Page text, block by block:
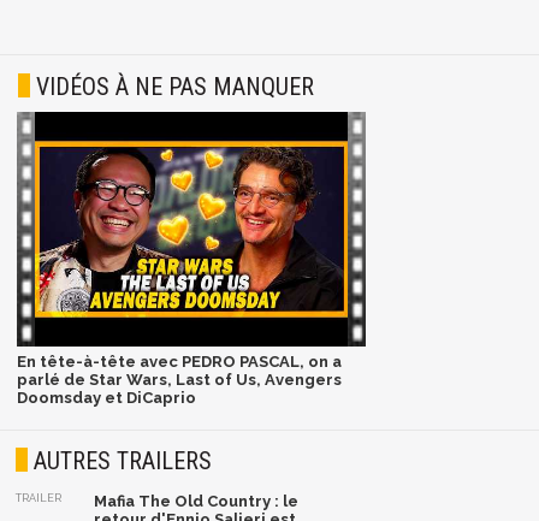
VIDÉOS À NE PAS MANQUER
En tête-à-tête avec PEDRO PASCAL, on a
parlé de Star Wars, Last of Us, Avengers
Doomsday et DiCaprio
AUTRES TRAILERS
TRAILER
Mafia The Old Country : le